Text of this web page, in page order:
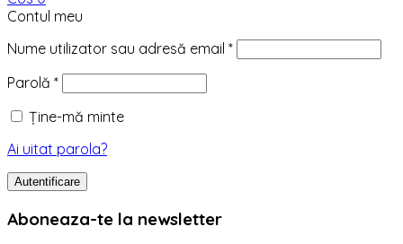
Contul meu
Nume utilizator sau adresă email *
Parolă *
Ține-mă minte
Ai uitat parola?
Autentificare
Aboneaza-te la newsletter